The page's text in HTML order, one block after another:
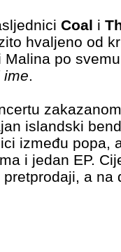
Coal i
hvaljeno od
Malina po
ime.
islandski
između popa,
i jedan EP.
a na